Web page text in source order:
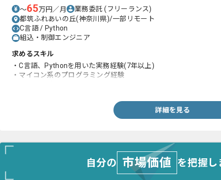
〜65万円／月 業務委託(フリーランス)
都筑ふれあいの丘(神奈川県)/一部リモート
C言語 / Python
組込・制御エンジニア
求めるスキル
・C言語、Pythonを用いた実務経験(7年以上)
・マイコン系のプログラミング経験
詳細を見る
自分の 市場価値 を把握